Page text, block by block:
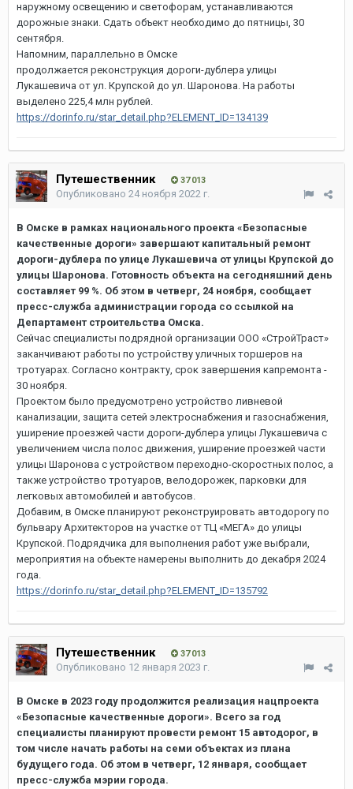
наружному освещению и светофорам, устанавливаются
дорожные знаки. Сдать объект необходимо до пятницы, 30
сентября.
Напомним, параллельно в Омске
продолжается реконструкция дороги-дублера улицы
Лукашевича от ул. Крупской до ул. Шаронова. На работы
выделено 225,4 млн рублей.
https://dorinfo.ru/star_detail.php?ELEMENT_ID=134139
Путешественник 37 013
Опубликовано 24 ноября 2022 г.
В Омске в рамках национального проекта «Безопасные
качественные дороги» завершают капитальный ремонт
дороги-дублера по улице Лукашевича от улицы Крупской до
улицы Шаронова. Готовность объекта на сегодняшний день
составляет 99 %. Об этом в четверг, 24 ноября, сообщает
пресс-служба администрации города со ссылкой на
Департамент строительства Омска.
Сейчас специалисты подрядной организации ООО «СтройТраст»
заканчивают работы по устройству уличных торшеров на
тротуарах. Согласно контракту, срок завершения капремонта -
30 ноября.
Проектом было предусмотрено устройство ливневой
канализации, защита сетей электроснабжения и газоснабжения,
уширение проезжей части дороги-дублера улицы Лукашевича с
увеличением числа полос движения, уширение проезжей части
улицы Шаронова с устройством переходно-скоростных полос, а
также устройство тротуаров, велодорожек, парковки для
легковых автомобилей и автобусов.
Добавим, в Омске планируют реконструировать автодорогу по
бульвару Архитекторов на участке от ТЦ «МЕГА» до улицы
Крупской. Подрядчика для выполнения работ уже выбрали,
мероприятия на объекте намерены выполнить до декабря 2024
года.
https://dorinfo.ru/star_detail.php?ELEMENT_ID=135792
Путешественник 37 013
Опубликовано 12 января 2023 г.
В Омске в 2023 году продолжится реализация нацпроекта
«Безопасные качественные дороги». Всего за год
специалисты планируют провести ремонт 15 автодорог, в
том числе начать работы на семи объектах из плана
будущего года. Об этом в четверг, 12 января, сообщает
пресс-служба мэрии города.